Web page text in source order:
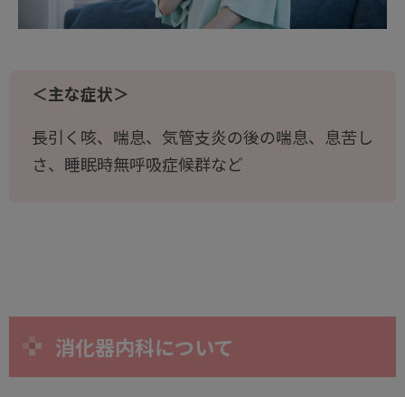
＜主な症状＞
長引く咳、喘息、気管支炎の後の喘息、息苦し
さ、睡眠時無呼吸症候群など
消化器内科について